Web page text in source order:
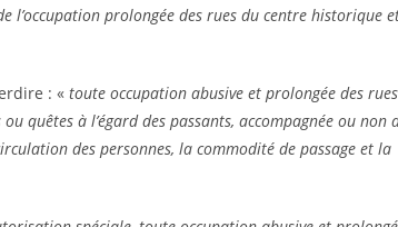
l’occupation prolongée des rues du centre historique
: « toute occupation abusive et prolongée des rues
quêtes à l’égard des passants, accompagnée ou non
des personnes, la commodité de passage et la